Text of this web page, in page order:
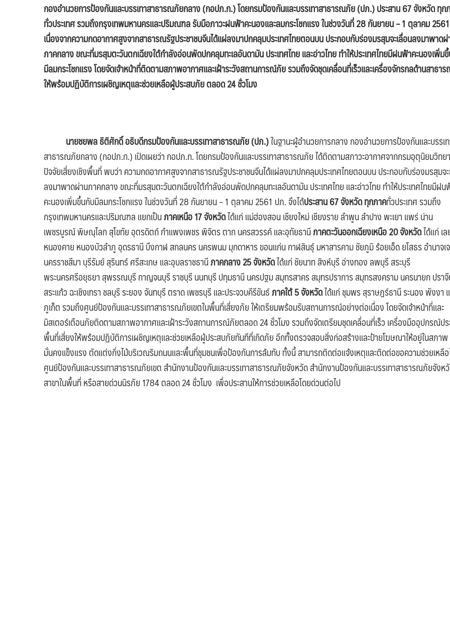
กองอำนวยการป้องกันและบรรเทาสาธารณภัยกลาง (กอปภ.ก.) โดยกรมป้องกันและบรรเทาสาธารณภัย (ปภ.) ประสาน 67 จังหวัดทุก
ทั่วประเทศ รวมถึงกรุงเทพมหานครและปริมณฑล รับมือภาวะฝนฟ้าคะนองและลมกระโชกแรง ในช่วงวันที่ 28 กันยายน – 1 ตุลาคม 2561
เนื่องจากความกดอากาศสูงจากสาธารณรัฐประชาชนจีนได้แผ่ลงมาปกคลุมประเทศไทยตอนบน ประกอบกับร่องมรสุมจะเลื่อนลงมาพาด
ภาคกลาง ขณะที่มรสุมตะวันตกเฉียงใต้กำลังอ่อนพัดปกคลุมทะเลอันดามัน ประเทศไทย และอ่าวไทย ทำให้ประเทศไทยมีฝนฟ้าคะนองเพิ่ม
มีลมกระโชกแรงโดยจัดเจ้าหน้าที่ติดตามสภาพอากาศและเฝ้าระวังสถานการณ์ภัยรวมถึงจัดชุดเคลื่อนที่เร็วและเครื่องจักรกลด้านสาธา
ให้พร้อมปฏิบัติการเผชิญเหตุและช่วยเหลือผู้ประสบภัย ตลอด 24 ชั่วโมง
นายชยพล ธิติศักดิ์ อธิบดีกรมป้องกันและบรรเทาสาธารณภัย (ปภ.)ในฐานะผู้อำนวยการกลาง กองอำนวยการป้องกันและบรรเ
สาธารณภัยกลาง (กอปภ.ก.) เปิดเผยว่า กอปภ.ก. โดยกรมป้องกันและบรรเทาสาธารณภัย ได้ติดตามสภาวะอากาศจากกรมอุตุนิยมวิทย
ปัจจัยเสี่ยงเชิงพื้นที่ พบว่า ความกดอากาศสูงจากสาธารณรัฐประชาชนจีนได้แผ่ลงมาปกคลุมประเทศไทยตอนบน ประกอบกับร่องมรสุมจ
ลงมาพาดผ่านภาคกลาง ขณะที่มรสุมตะวันตกเฉียงใต้กำลังอ่อนพัดปกคลุมทะเลอันดามัน ประเทศไทย และอ่าวไทย ทำให้ประเทศไทยมีฝ
คะนองเพิ่มขึ้นกับมีลมกระโชกแรง ในช่วงวันที่ 28 กันยายน – 1 ตุลาคม 2561 ปภ. จึงได้ประสาน 67 จังหวัด ทุกภาคทั่วประเทศ รวมถึง
กรุงเทพมหานครและปริมณฑล แยกเป็นภาคเหนือ17 จังหวัดได้แก่ แม่ฮ่องสอน เชียงใหม่ เชียงราย ลำพูน ลำปาง พะเยา แพร่ น่าน
เพชรบูรณ์ พิษณุโลก สุโขทัย อุตรดิตถ์ กำแพงเพชร พิจิตร ตาก นครสวรรค์ และอุทัยธานีภาคตะวันออกเฉียงเหนือ20 จังหวัดได้แก่ เ
หนองคาย หนองบัวลำภู อุดรธานี บึงกาฬ สกลนคร นครพนม มุกดาหาร ขอนแก่น กาฬสินธุ์ มหาสารคาม ชัยภูมิ ร้อยเอ็ด ยโสธร อำนาจ
นครราชสีมา บุรีรัมย์ สุรินทร์ ศรีสะเกษ และอุบลราชธานีภาคกลาง 25 จังหวัดได้แก่ ชัยนาท สิงห์บุรี อ่างทอง ลพบุรี สระบุรี
พระนครศรีอยุธยา สุพรรณบุรี กาญจนบุรี ราชบุรี นนทบุรี ปทุมธานี นครปฐม สมุทรสาคร สมุทรปราการ สมุทรสงคราม นครนายก ปรา
สระแก้ว ฉะเชิงเทรา ชลบุรี ระยอง จันทบุรี ตราด เพชรบุรี และประจวบคีรีขันธ์ภาคใต้ 5 จังหวัดได้แก่ ชุมพร สุราษฎร์ธานี ระนอง พังงา
ภูเก็ต รวมถึงศูนย์ป้องกันและบรรเทาสาธารณภัยเขตในพื้นที่เสี่ยงภัย ให้เตรียมพร้อมรับสถานการณ์อย่างต่อเนื่อง โดยจัดเจ้าหน้าที่และ
มิสเตอร์เตือนภัยติดตามสภาพอากาศและเฝ้าระวังสถานการณ์ภัยตลอด 24 ชั่วโมง รวมถึงจัดเตรียมชุดเคลื่อนที่เร็ว เครื่องมืออุปกรณ์ปร
พื้นที่เสี่ยงให้พร้อมปฏิบัติการเผชิญเหตุและช่วยเหลือผู้ประสบภัยทันทีที่เกิดภัย อีกทั้งตรวจสอบสิ่งก่อสร้างและป้ายโฆษณาให้อยู่ในสภาพ
มั่นคงแข็งแรง ตัดแต่งกิ่งไม้บริเวณริมถนนและพื้นที่ชุมชนเพื่อป้องกันการล้มทับทั้งนี้ สามารถติดต่อแจ้งเหตุและติดต่อขอความช่วยเหลื
ศูนย์ป้องกันและบรรเทาสาธารณภัยเขต สำนักงานป้องกันและบรรเทาสาธารณภัยจังหวัด สำนักงานป้องกันและบรรเทาสาธารณภัยจังห
สาขาในพื้นที่ หรือสายด่วนนิรภัย 1784 ตลอด 24 ชั่วโมง เพื่อประสานให้การช่วยเหลือโดยด่วนต่อไป